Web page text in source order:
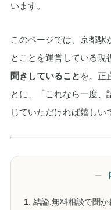
います。
このページでは、京都駅
とことを運営している現
聞きしていること を、正
とに、「これなら一度、
じていただければ嬉しい
結論:無料相談で聞